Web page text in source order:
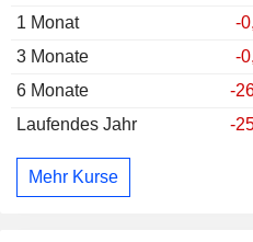
1 Monat
-
3 Monate
-
6 Monate
-
Laufendes Jahr
-
Mehr Kurse